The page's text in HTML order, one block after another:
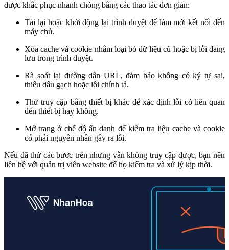
được khắc phục nhanh chóng bằng các thao tác đơn giản:
Tải lại hoặc khởi động lại trình duyệt để làm mới kết nối đến
máy chủ.
Xóa cache và cookie nhằm loại bỏ dữ liệu cũ hoặc bị lỗi đang
lưu trong trình duyệt.
Rà soát lại đường dẫn URL, đảm bảo không có ký tự sai,
thiếu dấu gạch hoặc lỗi chính tả.
Thử truy cập bằng thiết bị khác để xác định lỗi có liên quan
đến thiết bị hay không.
Mở trang ở chế độ ẩn danh để kiểm tra liệu cache và cookie
có phải nguyên nhân gây ra lỗi.
Nếu đã thử các bước trên nhưng vẫn không truy cập được, bạn nên
liên hệ với quản trị viên website để họ kiểm tra và xử lý kịp thời.